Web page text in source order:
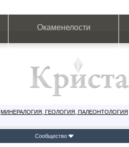
Окаменелости
МИНЕРАЛОГИЯ, ГЕОЛОГИЯ, ПАЛЕОНТОЛОГИЯ
Сообщество